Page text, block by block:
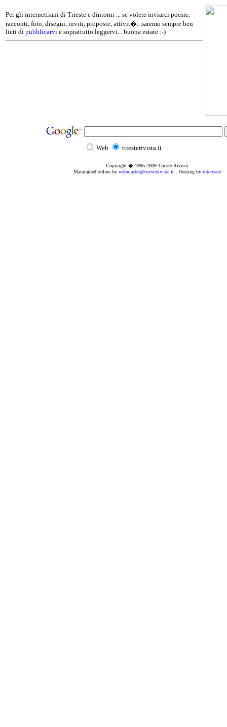
Per gli internettiani di Trieste e dintorni ... se volete inviarci poesie,
racconti, foto, disegni, inviti, proposte, attivit�.. saremo sempre ben
lieti di pubblicarvi e soprattutto leggervi... buona estate :-)
Web triesterivista.it
Copyright � 1995-2009 Trieste Rivista
Maintained online by webmaster@triesterivista.it- Hosting by interware